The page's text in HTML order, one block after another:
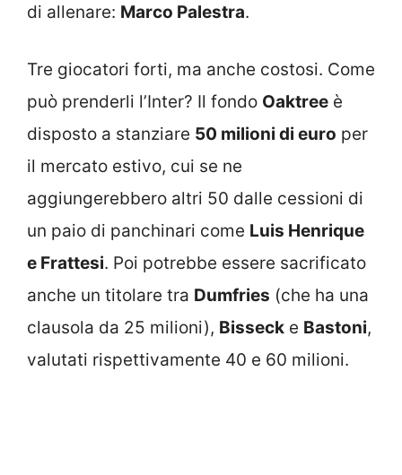
di allenare: Marco Palestra.
Tre giocatori forti, ma anche costosi. Come
può prenderli l’Inter? Il fondo Oaktree è
disposto a stanziare 50 milioni di euro per
il mercato estivo, cui se ne
aggiungerebbero altri 50 dalle cessioni di
un paio di panchinari come Luis Henrique
e Frattesi. Poi potrebbe essere sacrificato
anche un titolare tra Dumfries (che ha una
clausola da 25 milioni), Bisseck e Bastoni,
valutati rispettivamente 40 e 60 milioni.